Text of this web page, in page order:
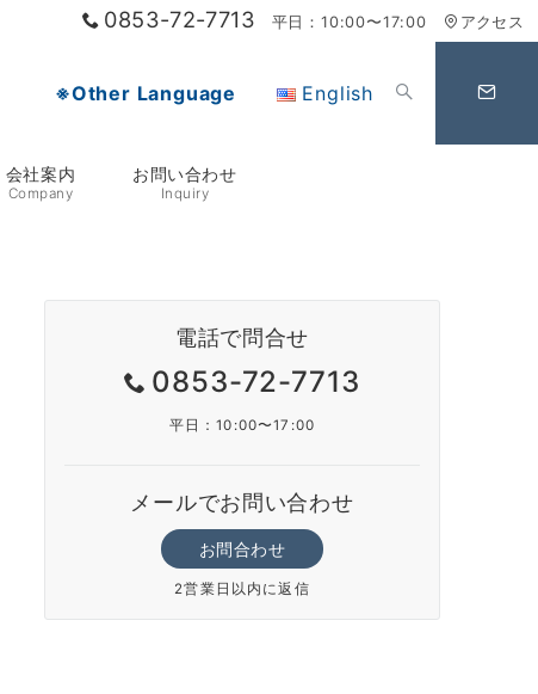
0853-72-7713 平日：10:00〜17:00 アクセス
※Other Language English
会社案内
Company
お問い合わせ
Inquiry
電話で問合せ
0853-72-7713
平日：10:00〜17:00
メールでお問い合わせ
お問合わせ
2営業日以内に返信